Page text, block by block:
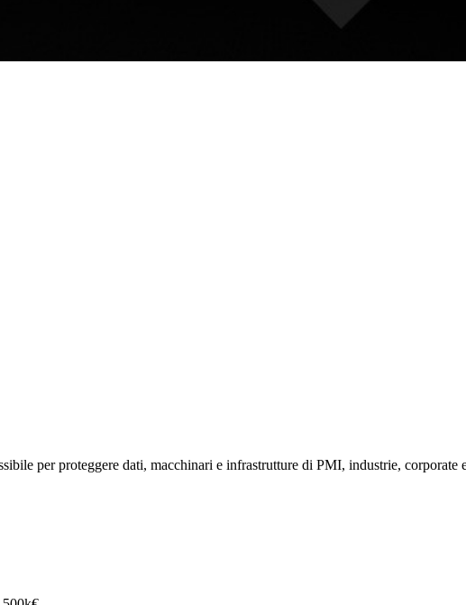
per proteggere dati, macchinari e infrastrutture di PMI, industrie, corporate